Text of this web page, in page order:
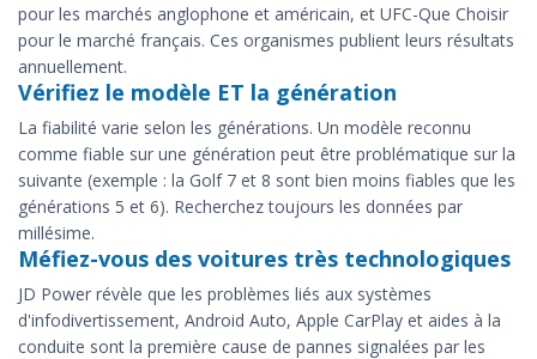
pour les marchés anglophone et américain, et UFC-Que Choisir
pour le marché français. Ces organismes publient leurs résultats
annuellement.
Vérifiez le modèle ET la génération
La fiabilité varie selon les générations. Un modèle reconnu
comme fiable sur une génération peut être problématique sur la
suivante (exemple : la Golf 7 et 8 sont bien moins fiables que les
générations 5 et 6). Recherchez toujours les données par
millésime.
Méfiez-vous des voitures très technologiques
JD Power révèle que les problèmes liés aux systèmes
d'infodivertissement, Android Auto, Apple CarPlay et aides à la
conduite sont la première cause de pannes signalées par les